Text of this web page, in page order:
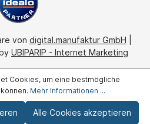
von digital.manufaktur GmbH
UBIPARIP - Internet Marketing
Cookies, um eine bestmögliche
Mehr Informationen ...
Alle Cookies akzeptieren